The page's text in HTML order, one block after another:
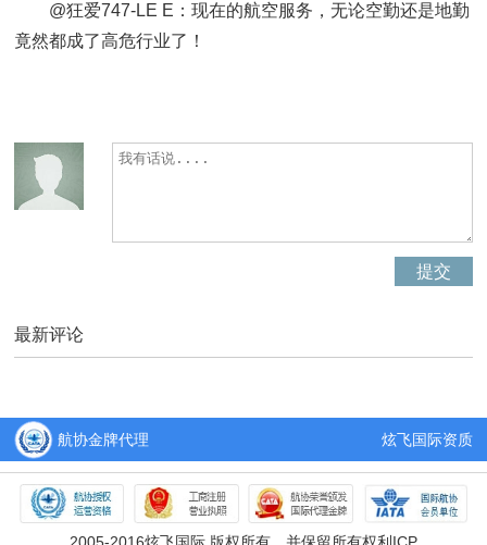
@狂爱747-LE E：现在的航空服务，无论空勤还是地勤
竟然都成了高危行业了！
最新评论
航协金牌代理 炫飞国际资质
2005-2016炫飞国际 版权所有，并保留所有权利ICP